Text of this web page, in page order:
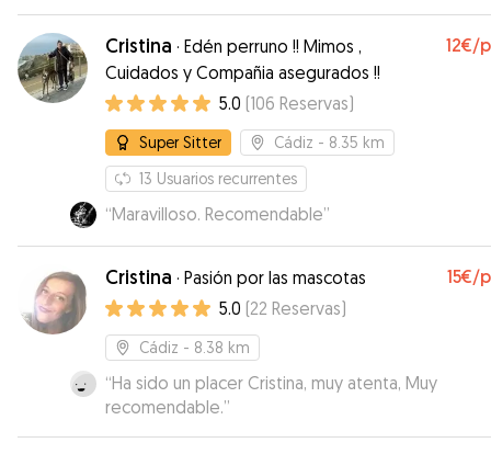
tarde. Recomendable.”
Cristina · Edén perruno !! Mimos ,
Cuidados y Compañia asegurados !!
12€/
5.0 (106 Reservas)
Super Sitter Cádiz - 8.35 km
13 Usuarios recurrentes
“Maravilloso. Recomendable”
Cristina · Pasión por las mascotas 15€/
5.0 (22 Reservas)
Cádiz - 8.38 km
“Ha sido un placer Cristina, muy atenta, Muy
recomendable.”